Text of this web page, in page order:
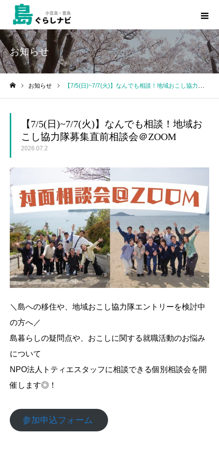
お知らせ
お知らせ 【7/5(日)~7/7(火)】なんでも相談！地域おこし協力隊募集直前相談会＠ZOOM
【7/5(日)~7/7(火)】なんでも相談！地域お
こし協力隊募集直前相談会＠ZOOM
2026.07.2
＼島への移住や、地域おこし協力隊エントリーを検討中
の方へ／
島暮らしの疑問点や、おこしに関する就職活動のお悩み
について
NPO法人トティエスタッフに相談できる個別相談会を開
催します◎！
参加申込フォーム